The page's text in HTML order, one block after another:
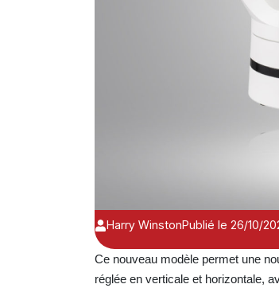
Harry WinstonPublié le 26/10/
Ce nouveau modèle permet une
réglée en verticale et horizontale,